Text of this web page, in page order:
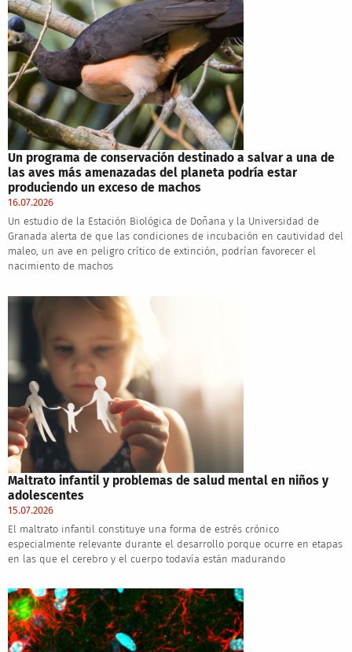
Un programa de conservación destinado a salvar a una de
las aves más amenazadas del planeta podría estar
produciendo un exceso de machos
16.07.2026
Un estudio de la Estación Biológica de Doñana y la Universidad de
Granada alerta de que las condiciones de incubación en cautividad del
maleo, un ave en peligro crítico de extinción, podrían favorecer el
nacimiento de machos
Maltrato infantil y problemas de salud mental en niños y
adolescentes
15.07.2026
El maltrato infantil constituye una forma de estrés crónico
especialmente relevante durante el desarrollo porque ocurre en etapas
en las que el cerebro y el cuerpo todavía están madurando